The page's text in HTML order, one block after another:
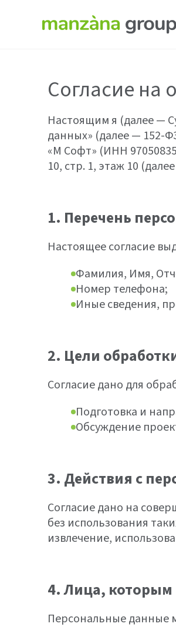
Согласие на
Настоящим я (далее —
данных» (далее — 152-
«М Софт» (ИНН
10, стр. 1, этаж 10
1. Перечень
Настоящее согласие
Фамилия, Имя,
Номер телефона;
Иные сведения,
2. Цели
Согласие дано для
Подготовка и
Обсуждение
3. Действия с
Согласие дано на
без использования
извлечение,
4. Лица,
Персональные данные